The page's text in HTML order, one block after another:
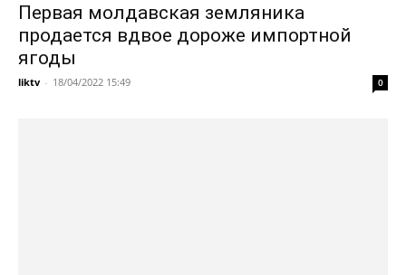
Первая молдавская земляника
продается вдвое дороже импортной
ягоды
liktv - 18/04/2022 15:49 0